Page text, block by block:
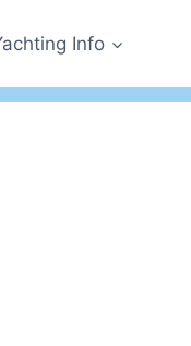
Info